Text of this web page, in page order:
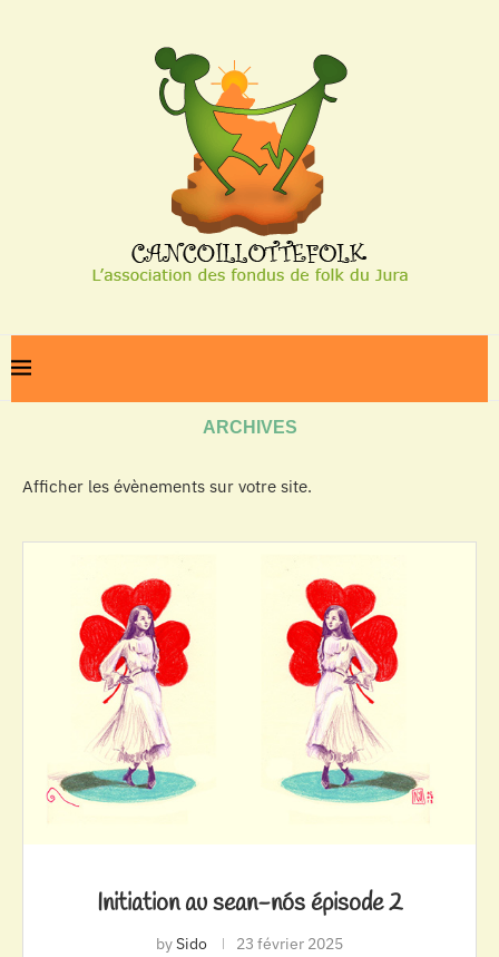
ARCHIVES
Afficher les évènements sur votre site.
Initiation au sean-nós épisode 2
bySido 23 février 2025